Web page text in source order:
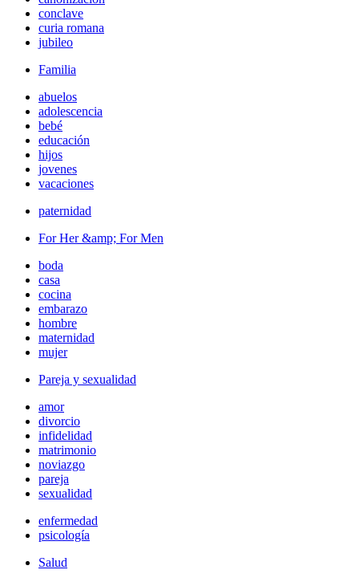
conclave
curia romana
jubileo
Familia
abuelos
adolescencia
bebé
educación
hijos
jovenes
vacaciones
paternidad
For Her &amp; For Men
boda
casa
cocina
embarazo
hombre
maternidad
mujer
Pareja y sexualidad
amor
divorcio
infidelidad
matrimonio
noviazgo
pareja
sexualidad
enfermedad
psicología
Salud